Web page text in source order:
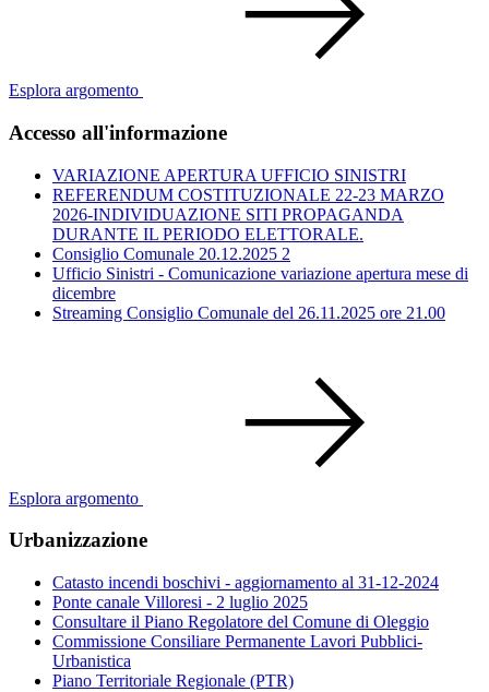
Esplora argomento
Accesso all'informazione
VARIAZIONE APERTURA UFFICIO SINISTRI
REFERENDUM COSTITUZIONALE 22-23 MARZO
2026-INDIVIDUAZIONE SITI PROPAGANDA
DURANTE IL PERIODO ELETTORALE.
Consiglio Comunale 20.12.2025 2
Ufficio Sinistri - Comunicazione variazione apertura mese di
dicembre
Streaming Consiglio Comunale del 26.11.2025 ore 21.00
Esplora argomento
Urbanizzazione
Catasto incendi boschivi - aggiornamento al 31-12-2024
Ponte canale Villoresi - 2 luglio 2025
Consultare il Piano Regolatore del Comune di Oleggio
Commissione Consiliare Permanente Lavori Pubblici-
Urbanistica
Piano Territoriale Regionale (PTR)